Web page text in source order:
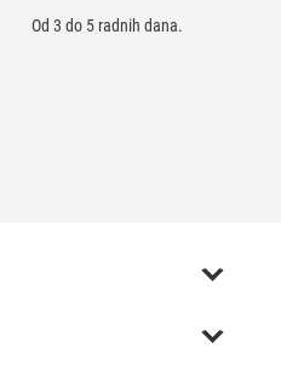
Od 3 do 5 radnih dana.